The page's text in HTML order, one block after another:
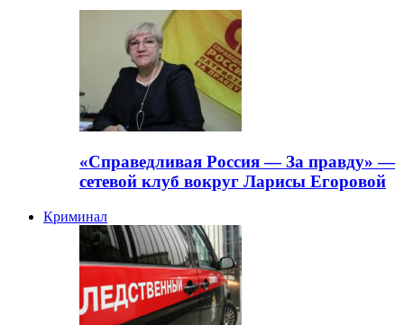
«Справедливая Россия — За правду» —
сетевой клуб вокруг Ларисы Егоровой
Криминал